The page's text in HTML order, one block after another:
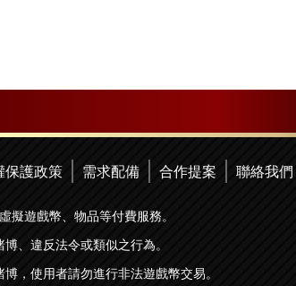
保護政策 需求配備 合作提案 聯絡我們
遊戲幣、物品等付費服務。
、違反法令或類似之行為。
，使用者請勿進行非法遊戲幣交易。